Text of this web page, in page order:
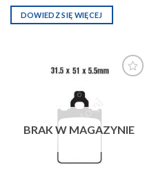
DOWIEDZ SIĘ WIĘCEJ
BRAK W MAGAZYNIE